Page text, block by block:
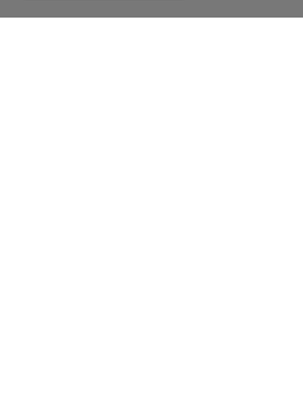
BYD tem financiamento